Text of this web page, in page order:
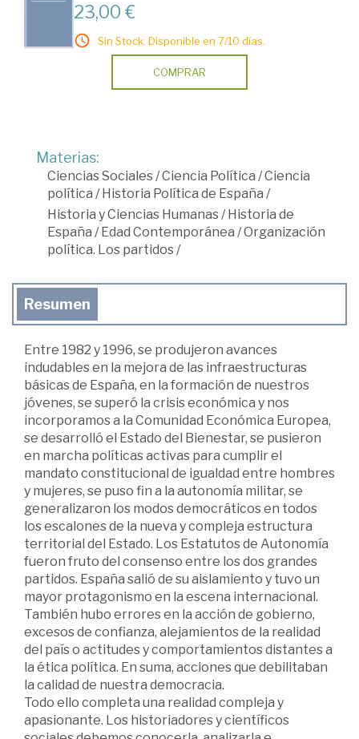
23,00 €
Sin Stock. Disponible en 7/10 días.
COMPRAR
Materias:
Ciencias Sociales /Ciencia Política /Ciencia
política /Historia Política de España /
Historia y Ciencias Humanas /Historia de
España /Edad Contemporánea /Organización
política. Los partidos /
Resumen
Entre 1982 y 1996, se produjeron avances
indudables en la mejora de las infraestructuras
básicas de España, en la formación de nuestros
jóvenes, se superó la crisis económica y nos
incorporamos a la Comunidad Económica Europea,
se desarrolló el Estado del Bienestar, se pusieron
en marcha políticas activas para cumplir el
mandato constitucional de igualdad entre hombres
y mujeres, se puso fin a la autonomía militar, se
generalizaron los modos democráticos en todos
los escalones de la nueva y compleja estructura
territorial del Estado. Los Estatutos de Autonomía
fueron fruto del consenso entre los dos grandes
partidos. España salió de su aislamiento y tuvo un
mayor protagonismo en la escena internacional.
También hubo errores en la acción de gobierno,
excesos de confianza, alejamientos de la realidad
del país o actitudes y comportamientos distantes a
la ética política. En suma, acciones que debilitaban
la calidad de nuestra democracia.
Todo ello completa una realidad compleja y
apasionante. Los historiadores y científicos